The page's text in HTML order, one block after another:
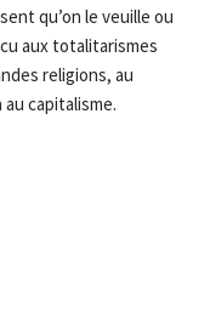
qu’on le veuille ou
aux totalitarismes
religions, au
capitalisme.